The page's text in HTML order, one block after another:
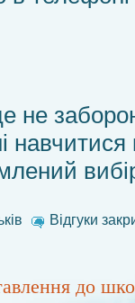
не
навчитися
Відгуки
до